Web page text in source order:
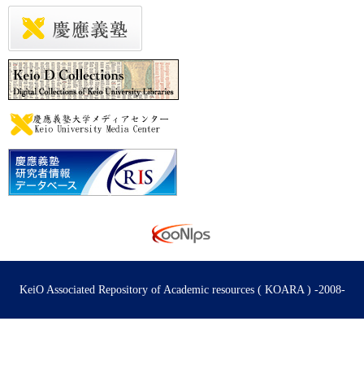
KeiO Associated Repository of Academic resources ( KOARA ) -2008-